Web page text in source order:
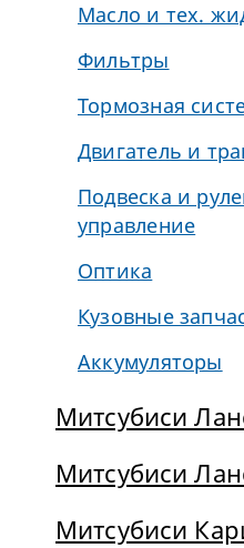
Масло и тех.
Фильтры
Тормозная
Двигатель и
Подвеска и
управление
Оптика
Кузовные
Аккумуляторы
Митсубиси
Митсубиси
Митсубиси